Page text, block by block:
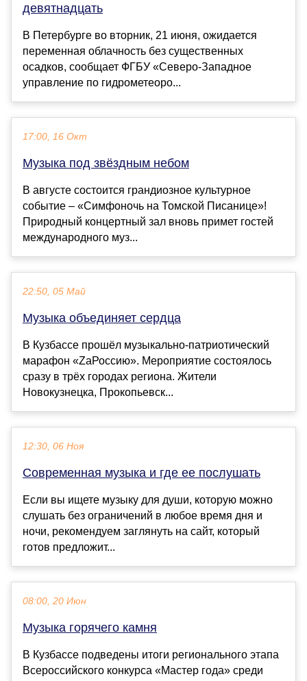
девятнадцать
В Петербурге во вторник, 21 июня, ожидается
переменная облачность без существенных
осадков, сообщает ФГБУ «Северо-Западное
управление по гидрометеоро...
17:00, 16 Окт
Музыка под звёздным небом
В августе состоится грандиозное культурное
событие – «Симфоночь на Томской Писанице»!
Природный концертный зал вновь примет гостей
международного муз...
22:50, 05 Май
Музыка объединяет сердца
В Кузбассе прошёл музыкально-патриотический
марафон «ZaРоссию». Мероприятие состоялось
сразу в трёх городах региона. Жители
Новокузнецка, Прокопьевск...
12:30, 06 Ноя
Современная музыка и где ее послушать
Если вы ищете музыку для души, которую можно
слушать без ограничений в любое время дня и
ночи, рекомендуем заглянуть на сайт, который
готов предложит...
08:00, 20 Июн
Музыка горячего камня
В Кузбассе подведены итоги регионального этапа
Всероссийского конкурса «Мастер года» среди